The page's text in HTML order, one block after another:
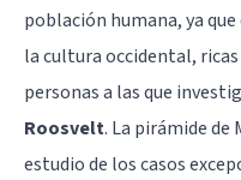
población humana, ya
la cultura occidental,
personas a las que
Roosvelt. La pirámide de
estudio de los casos